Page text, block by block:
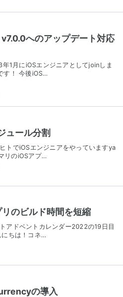
へのアップデート対応
1月にiOSエンジニアとしてjoinしま
す！ 今後iOS…
ュール分割
トでiOSエンジニアをやっていますya
リのiOSアプ…
のビルド時間を短縮
アドベントカレンダー2022の19日目
にちは！コネ…
の導入